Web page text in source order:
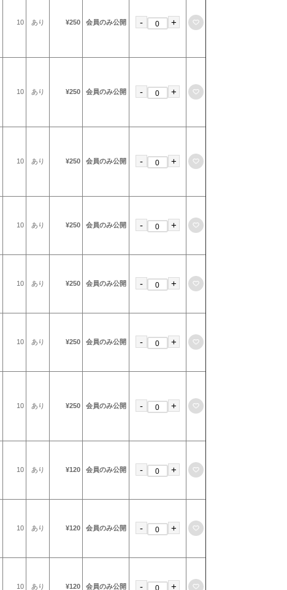
10 あり ¥250 会員のみ公開 - +
10 あり ¥250 会員のみ公開 - +
10 あり ¥250 会員のみ公開 - +
10 あり ¥250 会員のみ公開 - +
10 あり ¥250 会員のみ公開 - +
10 あり ¥250 会員のみ公開 - +
10 あり ¥250 会員のみ公開 - +
10 あり ¥120 会員のみ公開 - +
10 あり ¥120 会員のみ公開 - +
10 あり ¥120 会員のみ公開 - +